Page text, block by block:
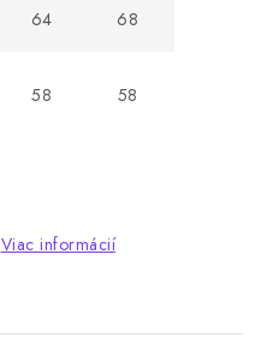
64 68
58 58
Viac informácií